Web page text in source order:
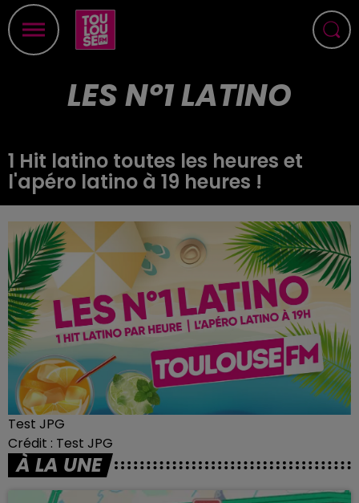
LES N°1 LATINO
1 Hit latino toutes les heures et
l'apéro latino à 19 heures !
Test JPG
Crédit : Test JPG
À LA UNE